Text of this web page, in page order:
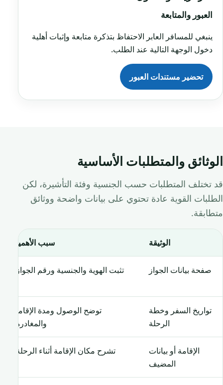
العبور والمتابعة
ينبغي للمسافر العابر الاحتفاظ بتذكرة متابعة وإثبات أهلية
دخول الوجهة التالية عند الطلب.
تحضير مستندات العبور
الوثائق والمتطلبات الأساسية
قد تختلف المتطلبات حسب الجنسية وفئة التأشيرة، لكن
الطلبات القوية عادة تحتوي على بيانات واضحة ووثائق
متطابقة.
الوثيقة سبب الأهمية
صفحة بيانات الجواز تثبت الهوية والجنسية ورقم الجواز.
تواريخ السفر وخطة
الرحلة
توضح الوصول ومدة الإقامة
والمغادرة.
الإقامة أو بيانات
المضيف
تشرح مكان الإقامة أثناء الرحلة.